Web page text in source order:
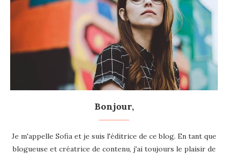
Bonjour,
Je m'appelle Sofia et je suis l'éditrice de ce blog. En tant que
blogueuse et créatrice de contenu, j'ai toujours le plaisir de